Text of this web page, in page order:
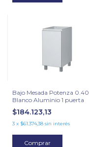
Bajo Mesada Potenza 0.40
Blanco Aluminio 1 puerta
$184.123,13
3 x $61.374,38 sin interés
Comprar